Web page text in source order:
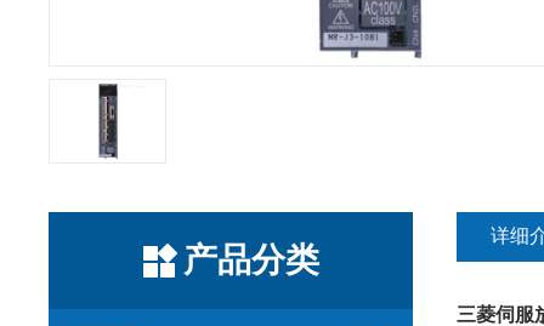
产品分类
详细
三菱伺服